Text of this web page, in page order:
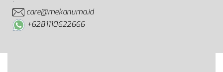
care@mekanuma.id
+6281110622666